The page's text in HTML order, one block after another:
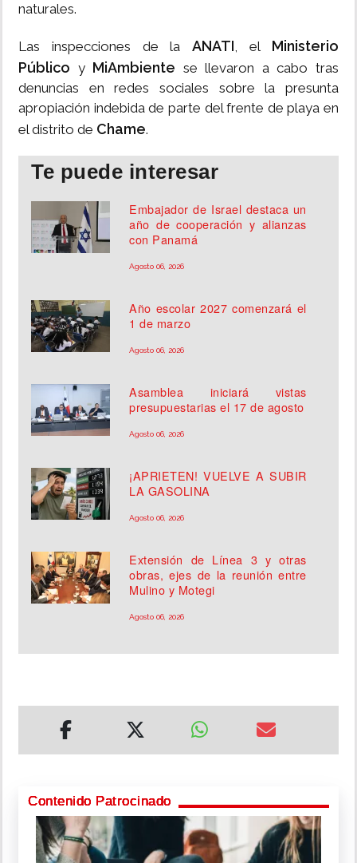
naturales.
Las inspecciones de laANATI, el Ministerio
Público y MiAmbiente se llevaron a cabo tras
denuncias en redes sociales sobre la presunta
apropiación indebida de parte del frente de playa en
el distrito de Chame.
Te puede interesar
Embajador de Israel destaca un
año de cooperación y alianzas
con Panamá
Agosto 06, 2026
Año escolar 2027 comenzará el
1 de marzo
Agosto 06, 2026
Asamblea iniciará vistas
presupuestarias el 17 de agosto
Agosto 06, 2026
¡APRIETEN! VUELVE A SUBIR
LA GASOLINA
Agosto 06, 2026
Extensión de Línea 3 y otras
obras, ejes de la reunión entre
Mulino y Motegi
Agosto 06, 2026
Contenido Patrocinado